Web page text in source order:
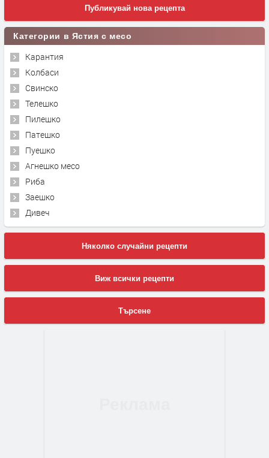
Публикувай нова рецепта
Категории в Ястия с месо
Карантия
Колбаси
Свинско
Телешко
Пилешко
Патешко
Пуешко
Агнешко месо
Риба
Заешко
Дивеч
Няколко случайни рецепти
Виж всички рецепти
Търсене